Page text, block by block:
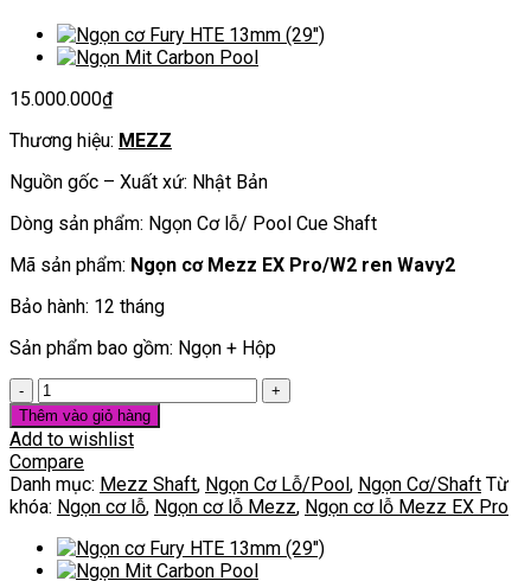
15.000.000₫
Thương hiệu: MEZZ
Nguồn gốc – Xuất xứ: Nhật Bản
Dòng sản phẩm: Ngọn Cơ lỗ/ Pool Cue Shaft
Mã sản phẩm: Ngọn cơ Mezz EX Pro/W2 ren Wavy2
Bảo hành: 12 tháng
Sản phẩm bao gồm: Ngọn + Hộp
Ngọn
cơ
Mezz
EX
Pro/W2
ren
Wavy2
số
lượng
Thêm vào giỏ hàng
Add to wishlist
Compare
Danh mục: Mezz Shaft, Ngọn Cơ Lỗ/Pool, Ngọn Cơ/Shaft Từ
khóa: Ngọn cơ lỗ, Ngọn cơ lỗ Mezz, Ngọn cơ lỗ Mezz EX Pro